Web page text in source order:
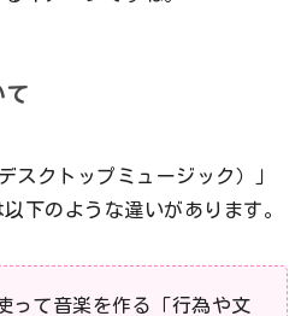
て
スクトップミュージック）」
下のような違いがあります。
って音楽を作る「行為や文